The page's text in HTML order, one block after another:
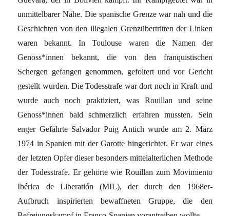
unmittelbarer Nähe. Die spanische Grenze war nah und die
Geschichten von den illegalen Grenzübertritten der Linken
waren bekannt. In Toulouse waren die Namen der
Genoss*innen bekannt, die von den franquistischen
Schergen gefangen genommen, gefoltert und vor Gericht
gestellt wurden. Die Todesstrafe war dort noch in Kraft und
wurde auch noch praktiziert, was Rouillan und seine
Genoss*innen bald schmerzlich erfahren mussten. Sein
enger Gefährte Salvador Puig Antich wurde am 2. März
1974 in Spanien mit der Garotte hingerichtet. Er war eines
der letzten Opfer dieser besonders mittelalterlichen Methode
der Todesstrafe. Er gehörte wie Rouillan zum Movimiento
Ibérica de Liberatión (MIL), der durch den 1968er-
Aufbruch inspirierten bewaffneten Gruppe, die den